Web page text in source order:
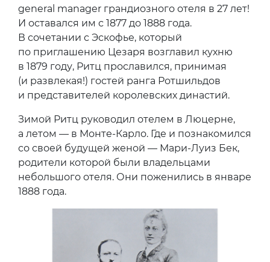
general manager грандиозного отеля в 27 лет!
И оставался им с 1877 до 1888 года.
В сочетании с Эскофье, который
по приглашению Цезаря возглавил кухню
в 1879 году, Ритц прославился, принимая
(и развлекая!) гостей ранга Ротшильдов
и представителей королевских династий.
Зимой Ритц руководил отелем в Люцерне,
а летом — в Монте-Карло. Где и познакомился
со своей будущей женой — Мари-Луиз Бек,
родители которой были владельцами
небольшого отеля. Они поженились в январе
1888 года.